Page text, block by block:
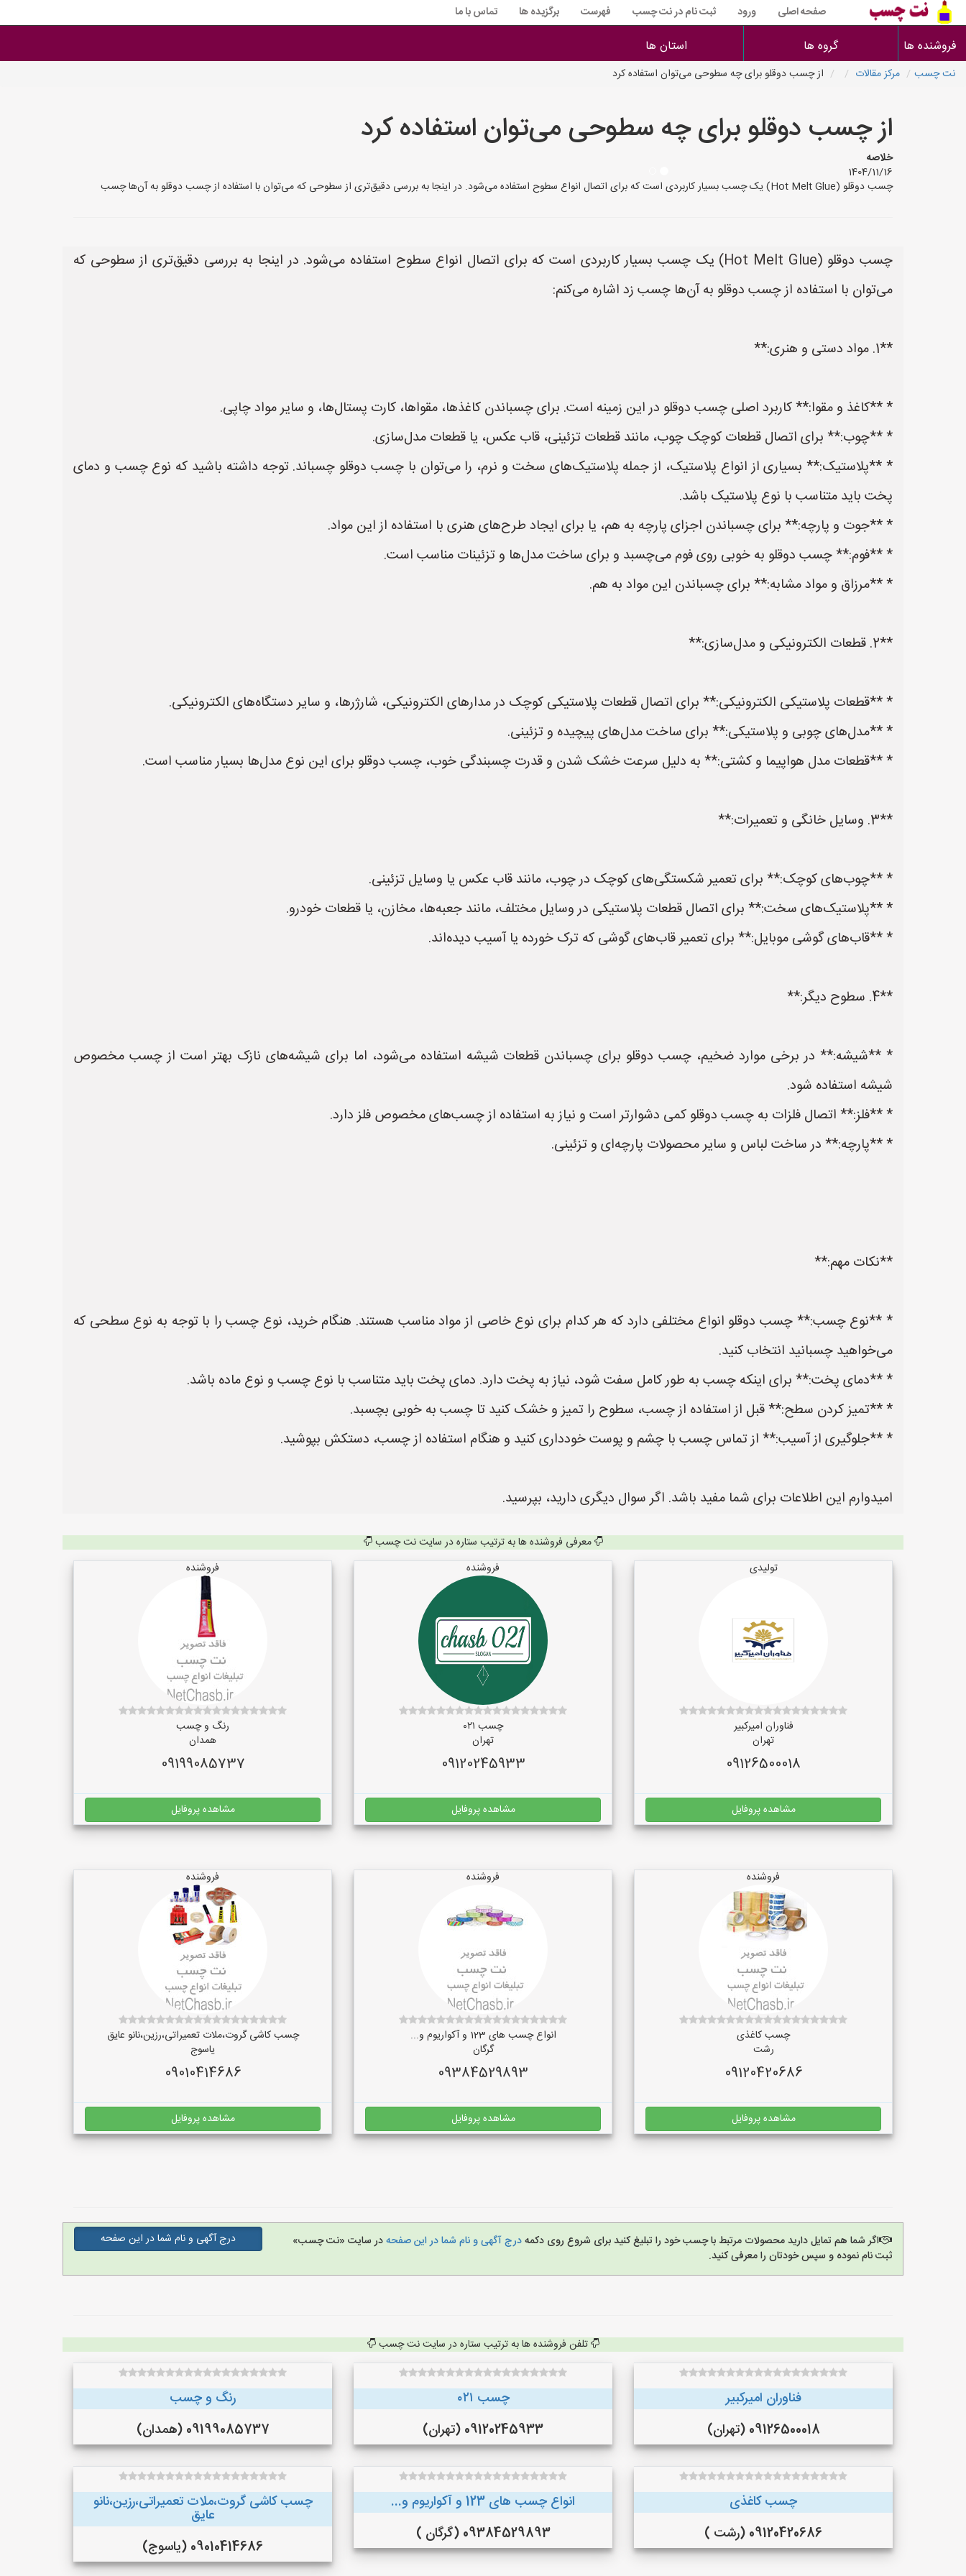
صفحه اصلی ورود ثبت نام در نت چسب فهرست برگزیده ها تماس با ما
فروشنده ها گروه ها استان ها
نت چسب مرکز مقالات از چسب دوقلو برای چه سطوحی می‌توان استفاده کرد
از چسب دوقلو برای چه سطوحی می‌توان استفاده کرد
خلاصه
1404/11/16
چسب دوقلو (Hot Melt Glue) یک چسب بسیار کاربردی است که برای اتصال انواع سطوح استفاده می‌شود. در اینجا به بررسی دقیق‌تری از سطوحی که می‌توان با استفاده از چسب دوقلو به آن‌ها چسب
چسب دوقلو (Hot Melt Glue) یک چسب بسیار کاربردی است که برای اتصال انواع سطوح استفاده می‌شود. در اینجا به بررسی دقیق‌تری از سطوحی که
می‌توان با استفاده از چسب دوقلو به آن‌ها چسب زد اشاره می‌کنم:
**1. مواد دستی و هنری:**
* **کاغذ و مقوا:** کاربرد اصلی چسب دوقلو در این زمینه است. برای چسباندن کاغذها، مقواها، کارت پستال‌ها، و سایر مواد چاپی.
* **چوب:** برای اتصال قطعات کوچک چوب، مانند قطعات تزئینی، قاب عکس، یا قطعات مدل‌سازی.
* **پلاستیک:** بسیاری از انواع پلاستیک، از جمله پلاستیک‌های سخت و نرم، را می‌توان با چسب دوقلو چسباند. توجه داشته باشید که نوع چسب و دمای
پخت باید متناسب با نوع پلاستیک باشد.
* **جوت و پارچه:** برای چسباندن اجزای پارچه به هم، یا برای ایجاد طرح‌های هنری با استفاده از این مواد.
* **فوم:** چسب دوقلو به خوبی روی فوم می‌چسبد و برای ساخت مدل‌ها و تزئینات مناسب است.
* **مرزاق و مواد مشابه:** برای چسباندن این مواد به هم.
**2. قطعات الکترونیکی و مدل‌سازی:**
* **قطعات پلاستیکی الکترونیکی:** برای اتصال قطعات پلاستیکی کوچک در مدارهای الکترونیکی، شارژرها، و سایر دستگاه‌های الکترونیکی.
* **مدل‌های چوبی و پلاستیکی:** برای ساخت مدل‌های پیچیده و تزئینی.
* **قطعات مدل هواپیما و کشتی:** به دلیل سرعت خشک شدن و قدرت چسبندگی خوب، چسب دوقلو برای این نوع مدل‌ها بسیار مناسب است.
**3. وسایل خانگی و تعمیرات:**
* **چوب‌های کوچک:** برای تعمیر شکستگی‌های کوچک در چوب، مانند قاب عکس یا وسایل تزئینی.
* **پلاستیک‌های سخت:** برای اتصال قطعات پلاستیکی در وسایل مختلف، مانند جعبه‌ها، مخازن، یا قطعات خودرو.
* **قاب‌های گوشی موبایل:** برای تعمیر قاب‌های گوشی که ترک خورده یا آسیب دیده‌اند.
**4. سطوح دیگر:**
* **شیشه:** در برخی موارد ضخیم، چسب دوقلو برای چسباندن قطعات شیشه استفاده می‌شود، اما برای شیشه‌های نازک بهتر است از چسب مخصوص
شیشه استفاده شود.
* **فلز:** اتصال فلزات به چسب دوقلو کمی دشوارتر است و نیاز به استفاده از چسب‌های مخصوص فلز دارد.
* **پارچه:** در ساخت لباس و سایر محصولات پارچه‌ای و تزئینی.
**نکات مهم:**
* **نوع چسب:** چسب دوقلو انواع مختلفی دارد که هر کدام برای نوع خاصی از مواد مناسب هستند. هنگام خرید، نوع چسب را با توجه به نوع سطحی که
می‌خواهید چسبانید انتخاب کنید.
* **دمای پخت:** برای اینکه چسب به طور کامل سفت شود، نیاز به پخت دارد. دمای پخت باید متناسب با نوع چسب و نوع ماده باشد.
* **تمیز کردن سطح:** قبل از استفاده از چسب، سطوح را تمیز و خشک کنید تا چسب به خوبی بچسبد.
* **جلوگیری از آسیب:** از تماس چسب با چشم و پوست خودداری کنید و هنگام استفاده از چسب، دستکش بپوشید.
امیدوارم این اطلاعات برای شما مفید باشد. اگر سوال دیگری دارید، بپرسید.
معرفی فروشنده ها به ترتیب ستاره در سایت نت چسب
تولیدی
فناوران امیرکبیر
تهران
09126500018
مشاهده پروفایل
فروشنده
چسب ۰۲۱
تهران
09120245933
مشاهده پروفایل
فروشنده
رنگ و چسب
همدان
09199085737
مشاهده پروفایل
فروشنده
چسب کاغذی
رشت
09120420686
مشاهده پروفایل
فروشنده
انواع چسب های 123 و آکواریوم و...
گرگان
09384529893
مشاهده پروفایل
فروشنده
چسب کاشی گروت،ملات تعمیراتی،رزین،نانو عایق
یاسوج
09010414686
مشاهده پروفایل
اگر شما هم تمایل دارید محصولات مرتبط با چسب خود را تبلیغ کنید برای شروع روی دکمهدرج آگهی و نام شما در این صفحهدر سایت «نت چسب»
ثبت نام نموده و سپس خودتان را معرفی کنید.
درج آگهی و نام شما در این صفحه
تلفن فروشنده ها به ترتیب ستاره در سایت نت چسب
فناوران امیرکبیر
09126500018 (تهران)
چسب ۰۲۱
09120245933 (تهران)
رنگ و چسب
09199085737 (همدان)
چسب کاغذی
09120420686 (رشت )
انواع چسب های 123 و آکواریوم و...
09384529893 (گرگان )
چسب کاشی گروت،ملات تعمیراتی،رزین،نانو
عایق
09010414686 (یاسوج)